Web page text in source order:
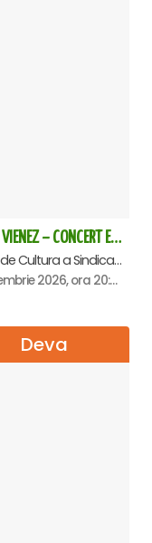
REGAL VIENEZ – CONCERT EXTRAORDINAR DE CRACIUN - Oradea
Casa de Cultura a Sindicatelor , Oradea
5 decembrie 2026, ora 20:00
Deva